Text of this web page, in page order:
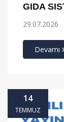
GIDA
29.07.2026
Devamı
14
TEMMUZ